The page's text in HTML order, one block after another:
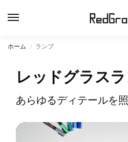
ホーム / ランプ
レッドグラス
あらゆるディテールを